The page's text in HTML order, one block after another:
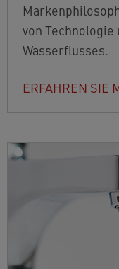
von
Wasserflusses.
ERFAHREN SIE